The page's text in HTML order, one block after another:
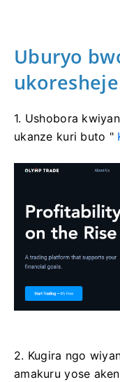
Uburyo
1. Ushobora
ukanze kuri buto "
2. Kugira ngo
amakuru yose